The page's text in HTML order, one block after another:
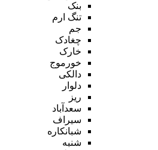
بنک
تنگ ارم
جم
چغادک
خارک
خورموج
دالکی
دلوار
ریز
سعدآباد
سیراف
شبانکاره
شنبه